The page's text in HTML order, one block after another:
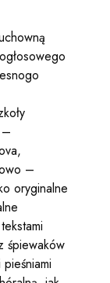
–
–
oryginalne
śpiewaków